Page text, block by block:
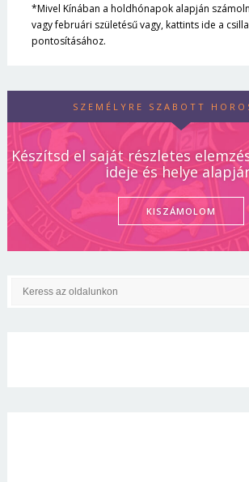
*Mivel Kínában a holdhónapok alapján
vagy februári születésű vagy, kattints ide a
pontosításához.
SZEMÉLYRE SZABOTT
Készítsd el saját részletes
ideje és helye
KISZÁMOLOM